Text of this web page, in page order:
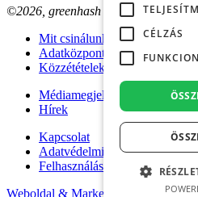
©2026, greenhash
Mit csinálunk?
Adatközpontok
Közzétételek
Médiamegjelenések
Hírek
Kapcsolat
Adatvédelmi tájékoztató
Felhasználási feltételek
Weboldal & Marketing
CÉLZÁS